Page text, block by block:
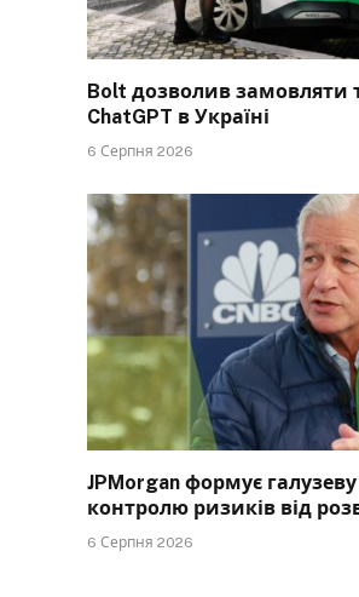
Bolt дозволив замовляти
ChatGPT в Україні
6 Серпня 2026
JPMorgan формує
контролю ризиків від
6 Серпня 2026